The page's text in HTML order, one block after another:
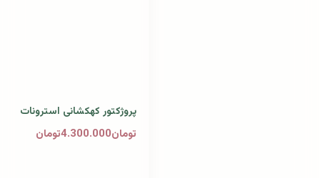
پروژکتور کهکشانی استرونات
تومان4.300.000تومان